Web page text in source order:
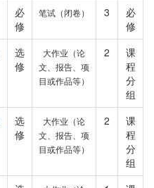
必
修
笔试（闭卷） 3
必
修
选
修
大作业（论
文、报告、项
目或作品等）
2
课
程
分
组
选
修
大作业（论
文、报告、项
目或作品等）
2
课
程
分
组